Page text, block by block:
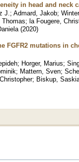
in head and neck
J. ; Admard, Jakob;
Thomas; la Fougere,
(2020)
FGFR2 mutations in
; Horger, Marius;
; Mattern, Sven;
; Biskup,